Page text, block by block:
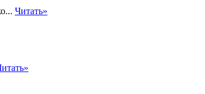
Читать»